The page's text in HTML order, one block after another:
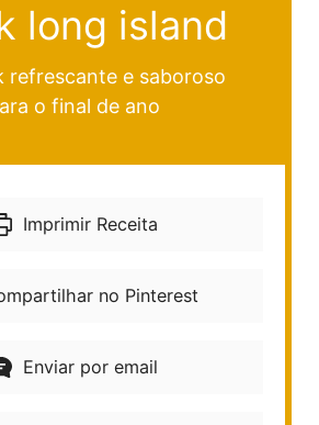
long island
refrescante e saboroso
o final de ano
Imprimir Receita
no Pinterest
Enviar por email